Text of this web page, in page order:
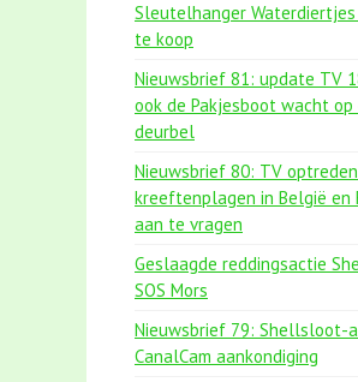
Sleutelhanger Waterdiertjes
te koop
Nieuwsbrief 81: update TV
ook de Pakjesboot wacht op
deurbel
Nieuwsbrief 80: TV
kreeftenplagen in België en
aan te vragen
Geslaagde reddingsactie
SOS Mors
Nieuwsbrief 79: Shellsloot-
CanalCam aankondiging